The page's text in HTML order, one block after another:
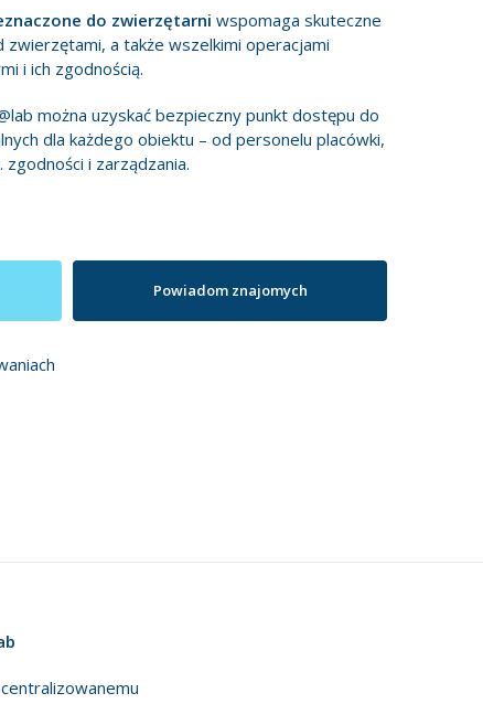
do zwierzętarni wspomaga skuteczne
zwierzętami, a także wszelkimi operacjami
i ich zgodnością.
można uzyskać bezpieczny punkt dostępu do
dla każdego obiektu – od personelu placówki,
i zarządzania.
Powiadom znajomych